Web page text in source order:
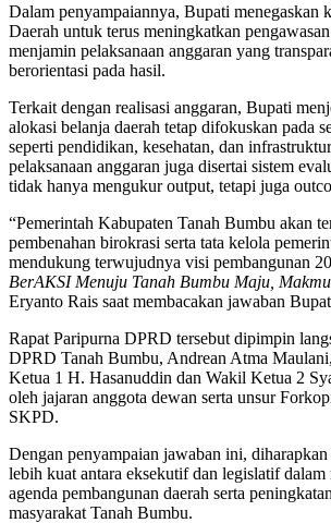
Dalam penyampaiannya, Bupati menegaskan
Daerah untuk terus meningkatkan
menjamin pelaksanaan anggaran yang
berorientasi pada hasil.
Terkait dengan realisasi anggaran, Bupati
alokasi belanja daerah tetap difokuskan pada
seperti pendidikan, kesehatan, dan
pelaksanaan anggaran juga disertai sistem
tidak hanya mengukur output, tetapi juga
“Pemerintah Kabupaten Tanah Bumbu akan
pembenahan birokrasi serta tata kelola
mendukung terwujudnya visi pembangunan
BerAKSI Menuju Tanah Bumbu Maju,
Eryanto Rais saat membacakan jawaban
Rapat Paripurna DPRD tersebut dipimpin
DPRD Tanah Bumbu, Andrean Atma
Ketua 1 H. Hasanuddin dan Wakil Ketua 2
oleh jajaran anggota dewan serta unsur
SKPD.
Dengan penyampaian jawaban ini,
lebih kuat antara eksekutif dan legislatif dalam
agenda pembangunan daerah serta
masyarakat Tanah Bumbu.